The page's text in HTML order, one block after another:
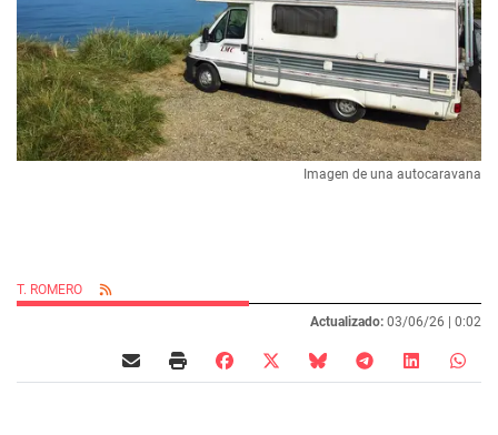
Imagen de una autocaravana
T. ROMERO
Actualizado: 03/06/26 | 0:02